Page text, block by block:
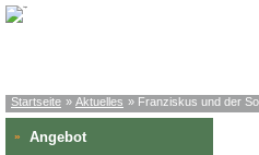
Startseite » Aktuelles » Franziskus und der
» Angebot